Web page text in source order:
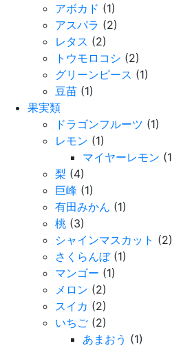
アボカド (1)
アスパラ (2)
レタス (2)
トウモロコシ (2)
グリーンピース (1)
豆苗 (1)
果実類
ドラゴンフルーツ (1)
レモン (1)
マイヤーレモン
梨 (4)
巨峰 (1)
有田みかん (1)
桃 (3)
シャインマスカット (2)
さくらんぼ(1)
マンゴー (1)
メロン (2)
スイカ (2)
いちご (2)
あまおう (1)